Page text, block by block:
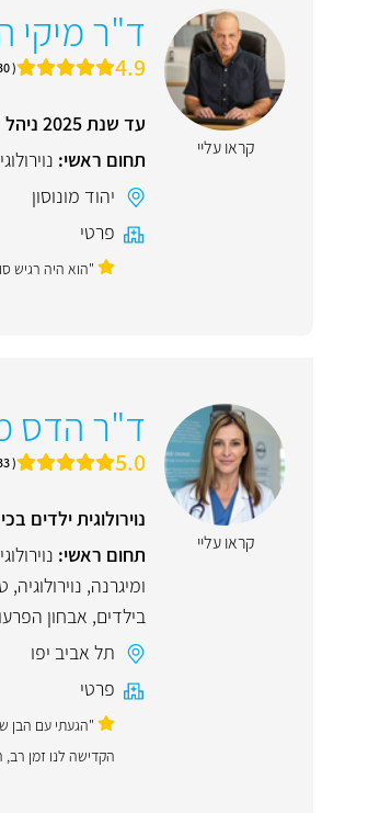
קראו עליי
ד"ר מיקי
4.9 ( 30 חוות דעת )
עד שנת 2025 ניהל את היחידה להתפתחות הילד בבית חולים מאיר, כפר סבא
תחום ראשי:
יהוד מונוסון
פרטי
"הוא היה רגיש
קראו עליי
ד"ר הדס
5.0 ( 33 חוות דעת )
נוירולוגית ילדים
תחום ראשי:
ומיגרנה, נוירולוגיה,
בילדים, אבחון
תל אביב יפו
פרטי
הקדישה לנו זמן